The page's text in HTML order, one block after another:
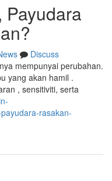
Payudara
Discuss
mempunyai perubahan.
yang akan hamil .
, sensitiviti, serta
rasakan-